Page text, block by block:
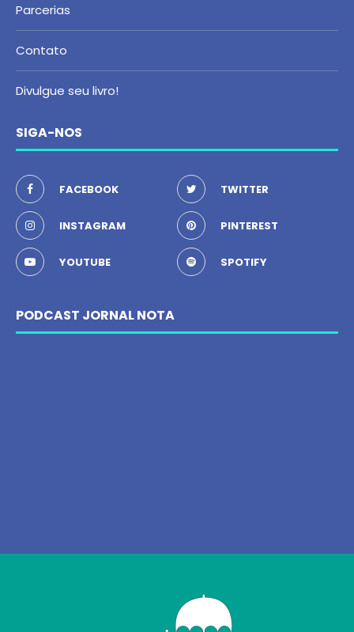
Parcerias
Contato
Divulgue seu livro!
SIGA-NOS
FACEBOOK TWITTER
INSTAGRAM PINTEREST
YOUTUBE SPOTIFY
PODCAST JORNAL NOTA